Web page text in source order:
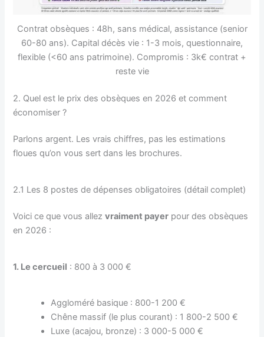
Contrat obsèques : 48h, sans médical, assistance (senior
60-80 ans). Capital décès vie : 1-3 mois, questionnaire,
flexible (<60 ans patrimoine). Compromis : 3k€ contrat +
reste vie
2. Quel est le prix des obsèques en 2026 et comment
économiser ?
Parlons argent. Les vrais chiffres, pas les estimations
floues qu’on vous sert dans les brochures.
2.1 Les 8 postes de dépenses obligatoires (détail complet)
Voici ce que vous allezvraiment payer pour des obsèques
en 2026 :
1. Le cercueil : 800 à 3 000 €
Aggloméré basique : 800-1 200 €
Chêne massif (le plus courant) : 1 800-2 500 €
Luxe (acajou, bronze) : 3 000-5 000 €